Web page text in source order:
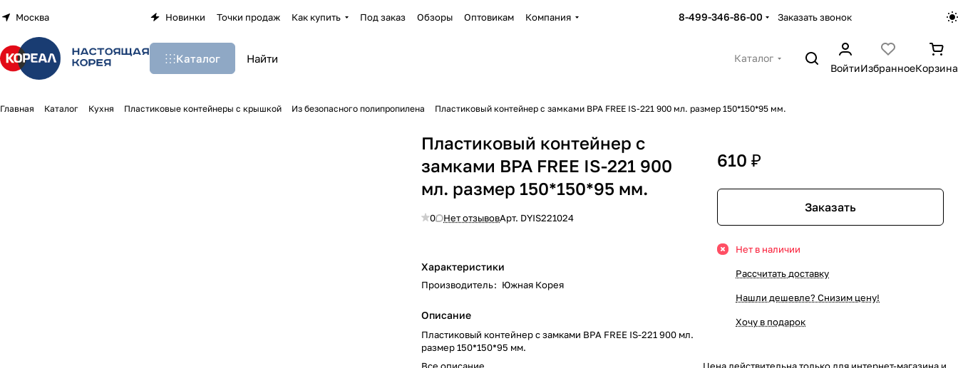
Москва Новинки Точки продаж Как купить Под заказ Обзоры Оптовикам Компания 8-499-346-86-00 Заказать звонок
Каталог
Каталог
ВойтиИзбранноеКорзина
Главная Каталог Кухня Пластиковые контейнеры с крышкой Из безопасного полипропилена Пластиковый контейнер с замками BPA FREE IS-221 900 мл. размер 150*150*95 мм.
Пластиковый контейнер с
замками BPA FREE IS-221 900
мл. размер 150*150*95 мм.
0 Нет отзывовАрт. DYIS221024
Характеристики
Производитель: Южная Корея
Описание
Пластиковый контейнер с замками BPA FREE IS-221 900 мл.
размер 150*150*95 мм.
610 ₽
Заказать
Нет в наличии
Рассчитать доставку
Нашли дешевле? Снизим цену!
Хочу в подарок